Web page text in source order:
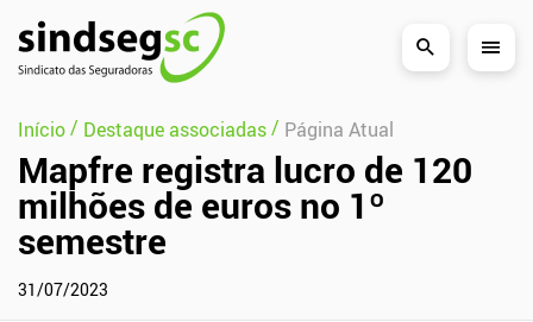
Pular Navegação (s)
Início/ Destaque associadas/ Página Atual
Mapfre registra lucro de 120
milhões de euros no 1º
semestre
31/07/2023